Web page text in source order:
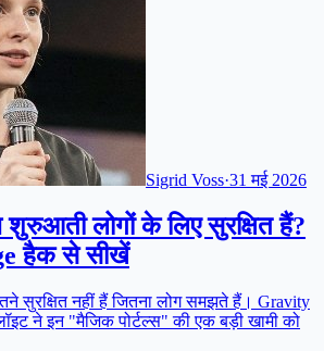
Sigrid Voss·31 मई 2026
शुरुआती लोगों के लिए सुरक्षित हैं?
हैक से सीखें
सुरक्षित नहीं हैं जितना लोग समझते हैं। Gravity
ने इन "मैजिक पोर्टल्स" की एक बड़ी खामी को